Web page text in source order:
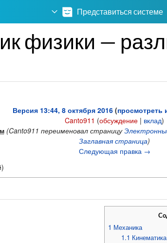
Представиться системе
физики —
Версия 13:44, 8 октября 2016 (просмотреть
Canto911 (обсуждение | вклад)
м (Canto911 переименовал страницу
Заглавная страница)
Следующая правка →
1 Механика
1.1 Кинематика